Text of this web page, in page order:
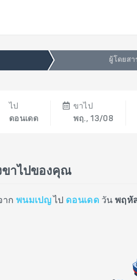
ผู้โดยสา
ไป
ดอนเดด
ขาไป
พฤ., 13/08
ขาไปของคุณ
าก พนมเปญไป ดอนเดด วันพฤหั